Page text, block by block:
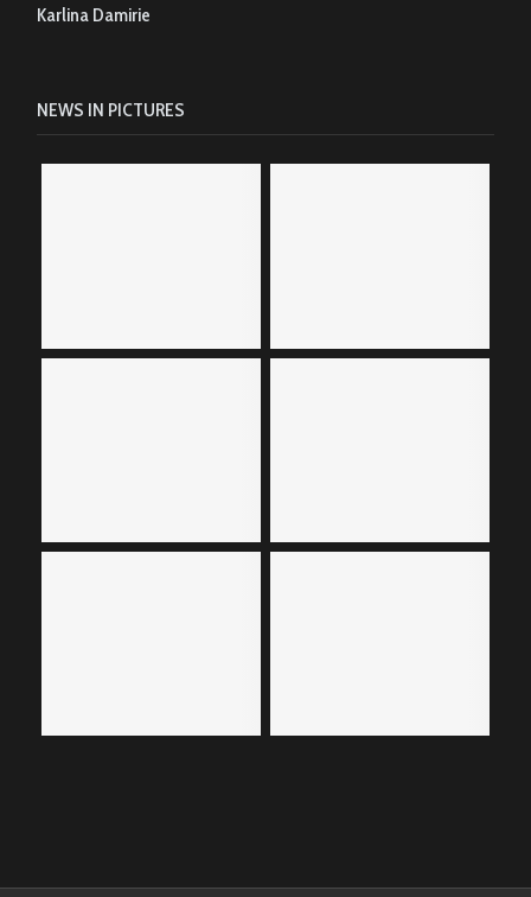
Karlina Damirie
NEWS IN PICTURES